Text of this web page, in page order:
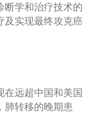
断学和治疗技术的
及实现最终攻克癌
在远超中国和美国
肺转移的晚期患